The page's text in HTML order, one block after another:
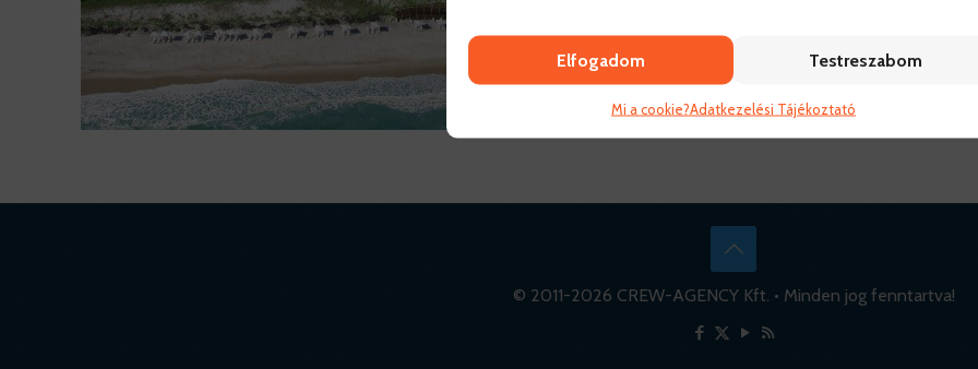
Elfogadom Testreszabom
Mi a cookie?Adatkezelési Tájékoztató
© 2011-2026 CREW-AGENCY Kft. • Minden jog fenntartva!